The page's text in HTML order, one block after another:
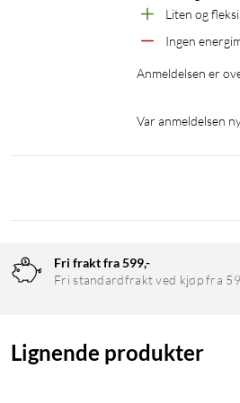
Liten og
Ingen
Anmeldelsen er
Var anmeldelsen
Fri frakt fra 599,-
Fri standardfrakt ved kjøp fra
Lignende produkter